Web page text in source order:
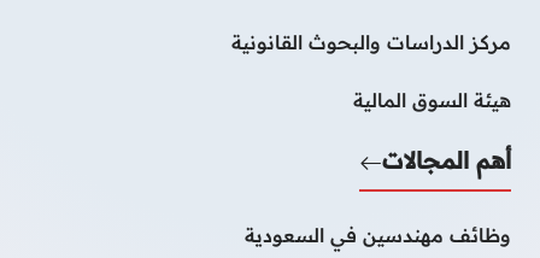
مركز الدراسات والبحوث القانونية
هيئة السوق المالية
أهم المجالات
وظائف مهندسين في السعودية